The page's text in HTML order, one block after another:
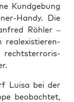
Kund­ge­bung
Han­dy. Die
Röh­ler –
real­exis­tie­ren­
rechts­ter­ro­ris­
Lui­sa bei der
beob­ach­tet,